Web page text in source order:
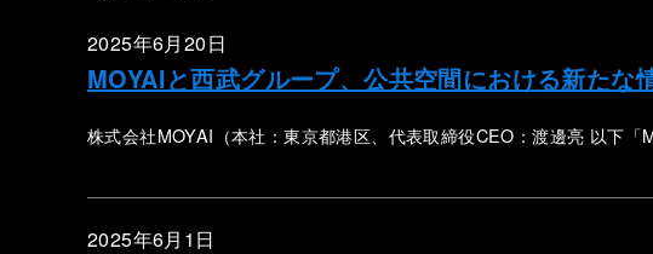
2025年6月20日
MOYAIと西武グループ、公共空間における新た
株式会社MOYAI（本社：東京都港区、代表取締役CEO：渡邊亮 以下
2025年6月1日